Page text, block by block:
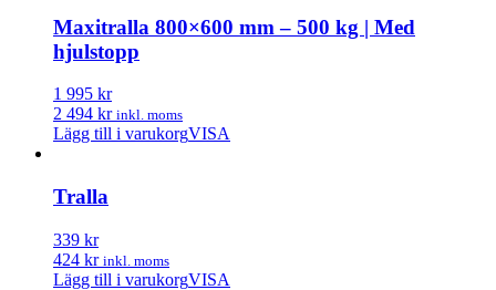
Maxitralla 800×600 mm – 500 kg | Med
hjulstopp
1 995 kr
2 494 kr inkl. moms
Lägg till i varukorgVISA
Tralla
339 kr
424 kr inkl. moms
Lägg till i varukorgVISA